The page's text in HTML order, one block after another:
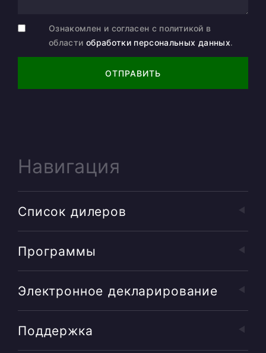
Ознакомлен и согласен с политикой в
области обработки персональных данных.
ОТПРАВИТЬ
Навигация
Список дилеров
Программы
Электронное декларирование
Поддержка